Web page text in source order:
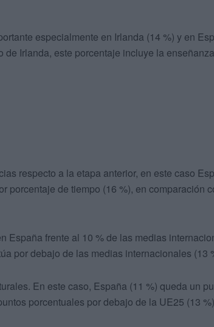
especialmente en Irlanda (14 %) y en
Irlanda, este porcentaje incluye la
respecto a la etapa anterior, en este caso
porcentaje de tiempo (16 %), en comparación
España frente al 10 % de las medias
por debajo de las medias internacionales (13
En este caso, España (11 %) queda un
porcentuales por debajo de la UE25 (13